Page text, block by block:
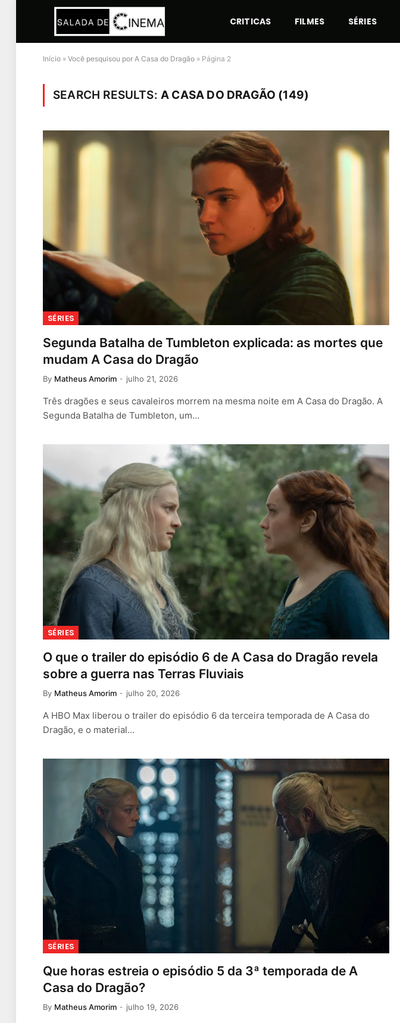
CRITICAS FILMES SÉRIES
Início » Você pesquisou por A Casa do Dragão » Página 2
SEARCH RESULTS:A CASA DO DRAGÃO (149)
SÉRIES
Segunda Batalha de Tumbleton explicada: as mortes que
mudam A Casa do Dragão
By Matheus Amorim julho 21, 2026
Três dragões e seus cavaleiros morrem na mesma noite em A Casa do Dragão. A
Segunda Batalha de Tumbleton, um…
SÉRIES
O que o trailer do episódio 6 de A Casa do Dragão revela
sobre a guerra nas Terras Fluviais
By Matheus Amorim julho 20, 2026
A HBO Max liberou o trailer do episódio 6 da terceira temporada de A Casa do
Dragão, e o material…
SÉRIES
Que horas estreia o episódio 5 da 3ª temporada de A
Casa do Dragão?
By Matheus Amorim julho 19, 2026